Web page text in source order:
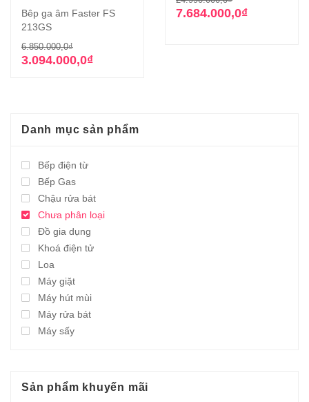
Bêp ga âm Faster FS
213GS
6.850.000,0₫Giá
gốc
3.094.000,0₫
Giá
hiện
gốc
7.684.000,0₫
hiện
Danh mục sản phẩm
Bếp điện từ
Bếp Gas
Chậu rửa bát
Chưa phân loại
Đồ gia dụng
Khoá điện tử
Loa
Máy giặt
Máy hút mùi
Máy rửa bát
Máy sấy
Sản phẩm khuyến mãi